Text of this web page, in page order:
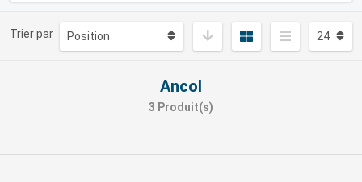
Trier par
Ancol
3 Produit(s)